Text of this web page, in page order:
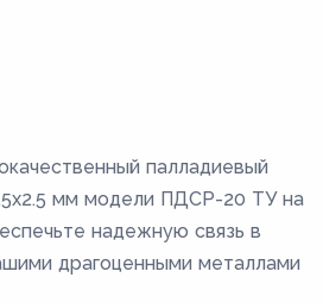
палладиевый
мм модели ПДСР-20 ТУ на
надежную связь в
драгоценными металлами